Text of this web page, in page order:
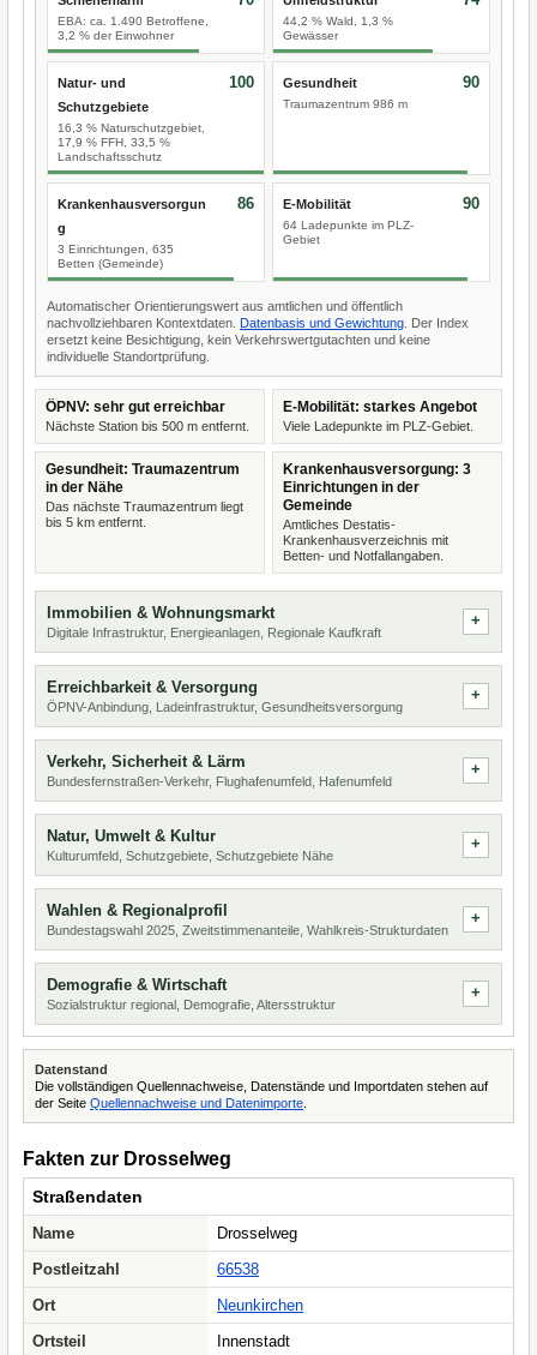
EBA: ca. 1.490 Betroffene,
3,2 % der Einwohner
44,2 % Wald, 1,3 %
Gewässer
Natur- und
Schutzgebiete
16,3 % Naturschutzgebiet,
17,9 % FFH, 33,5 %
Landschaftsschutz
100 Gesundheit
Traumazentrum 986 m
90
Krankenhausversorgun
g
3 Einrichtungen, 635
Betten (Gemeinde)
86 E-Mobilität
64 Ladepunkte im PLZ-
Gebiet
90
Automatischer Orientierungswert aus amtlichen und öffentlich
nachvollziehbaren Kontextdaten. Datenbasis und Gewichtung . Der Index
ersetzt keine Besichtigung, kein Verkehrswertgutachten und keine
individuelle Standortprüfung.
ÖPNV: sehr gut erreichbar
Nächste Station bis 500 m entfernt.
E-Mobilität: starkes Angebot
Viele Ladepunkte im PLZ-Gebiet.
Gesundheit: Traumazentrum
in der Nähe
Das nächste Traumazentrum liegt
bis 5 km entfernt.
Krankenhausversorgung: 3
Einrichtungen in der
Gemeinde
Amtliches Destatis-
Krankenhausverzeichnis mit
Betten- und Notfallangaben.
Immobilien & Wohnungsmarkt
Digitale Infrastruktur, Energieanlagen, Regionale Kaufkraft
Erreichbarkeit & Versorgung
ÖPNV-Anbindung, Ladeinfrastruktur, Gesundheitsversorgung
Verkehr, Sicherheit & Lärm
Bundesfernstraßen-Verkehr, Flughafenumfeld, Hafenumfeld
Natur, Umwelt & Kultur
Kulturumfeld, Schutzgebiete, Schutzgebiete Nähe
Wahlen & Regionalprofil
Bundestagswahl 2025, Zweitstimmenanteile, Wahlkreis-Strukturdaten
Demografie & Wirtschaft
Sozialstruktur regional, Demografie, Altersstruktur
Datenstand
Die vollständigen Quellennachweise, Datenstände und Importdaten stehen auf
der Seite Quellennachweise und Datenimporte
Fakten zur Drosselweg
Straßendaten
Name
Drosselweg
Postleitzahl
66538
Ort
Neunkirchen
Ortsteil
Innenstadt